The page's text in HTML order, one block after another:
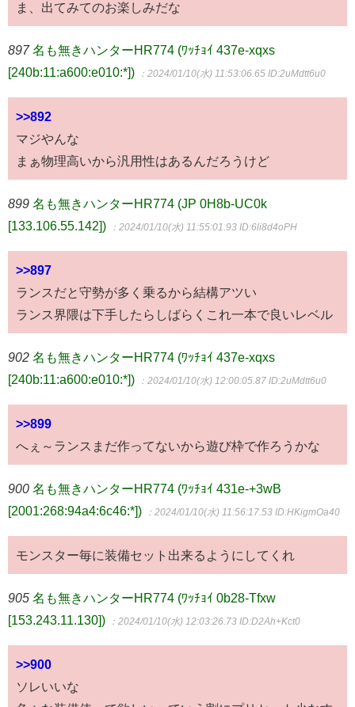
ま、出てみてのお楽しみだな
897 名も無きハンターHR774 (ﾜｯﾁｮｲ 437e-xqxs
[240b:11:a600:e010:*])
：2024/01/10(水) 11:53:06.65 ID:2uMdtt6u0
>>892
マジやんな
まぁ物理高いから汎用性はあるんだろうけど
899 名も無きハンターHR774 (JP 0H8b-UC0k
[133.106.55.142])
：2024/01/10(水) 11:55:01.93 ID:6li8d4oPH
>>897
ランスだと守勢が多く乗るから結構アツい
ランス界隈は下手したらしばらくこれ一本で良いレベル
902 名も無きハンターHR774 (ﾜｯﾁｮｲ 437e-xqxs
[240b:11:a600:e010:*])
：2024/01/10(水) 12:00:05.87 ID:2uMdtt6u0
>>899
へぇ～ランスまだ作ってないから遊び枠で作ろうかな
900 名も無きハンターHR774 (ﾜｯﾁｮｲ 431e-+3wB
[2001:268:94a4:6c46:*])
：2024/01/10(水) 11:56:17.53 ID:HKigmOa40
モンスター毎に装備セット出来るようにしてくれ
905 名も無きハンターHR774 (ﾜｯﾁｮｲ 0b28-Tfxw
[153.243.11.130])
：2024/01/10(水) 12:03:26.73 ID:D2Ah+Kct0
>>900
ソレいいな